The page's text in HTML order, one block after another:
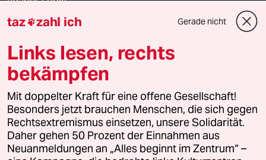
Downloads für Abonnierende
© 2026 taz Verlags und Vertriebs GmbH
Alle Rechte vorbehalten. Bei rechtlichen Fragen oder für Genehmigungen
wenden Sie sich bitte an lizenzen@taz.de
Feedback Redaktionsstatut Kommune-Richtlinien
taz zahl ich Gerade nicht
Links lesen, rechts
bekämpfen
Mit doppelter Kraft für eine offene Gesellschaft!
Besonders jetzt brauchen Menschen, die sich gegen
Rechtsextremismus einsetzen, unsere Solidarität.
Daher gehen 50 Prozent der Einnahmen aus
Neuanmeldungen an „Alles beginnt im Zentrum“ –